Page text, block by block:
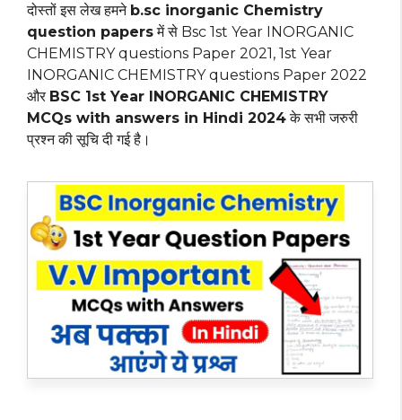
दोस्तों इस लेख हमने b.sc inorganic Chemistry
question papersमें से Bsc 1st Year INORGANIC
CHEMISTRY questions Paper 2021, 1st Year
INORGANIC CHEMISTRY questions Paper 2022
और BSC 1st Year INORGANIC CHEMISTRY
MCQs with answers in Hindi 2024के सभी जरुरी
प्रश्न की सूचि दी गई है।